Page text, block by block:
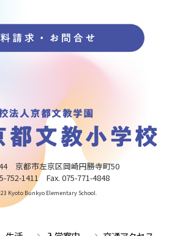
京都市左京区岡崎円勝寺町50
752-1411 Fax. 075-771-4848
Kyoto Bunkyo Elementary School.